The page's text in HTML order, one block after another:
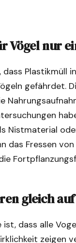
nur
Plastikmüll
gefährdet.
Nistmaterial
das Fressen
gleich
dass alle
zeigen